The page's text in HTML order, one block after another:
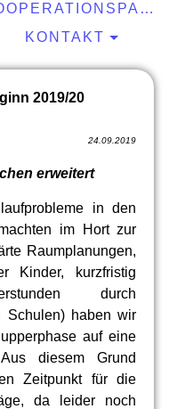
KOOPERATIONSPARTNER
KONTAKT
2019/20
24.09.2019
erweitert
in den
im Hort zur
Raumplanungen,
Kinder, kurzfristig
durch
Schulen) haben wir
auf eine
diesem Grund
Zeitpunkt für die
da leider noch